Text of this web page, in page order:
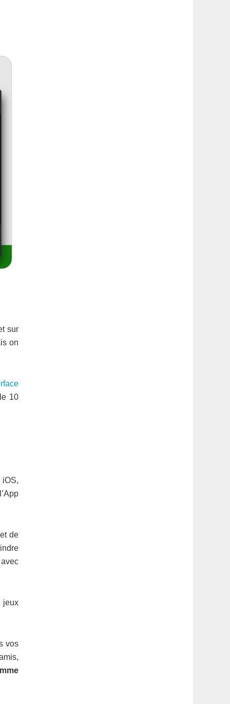
sur
on
10
de
jeux
vos